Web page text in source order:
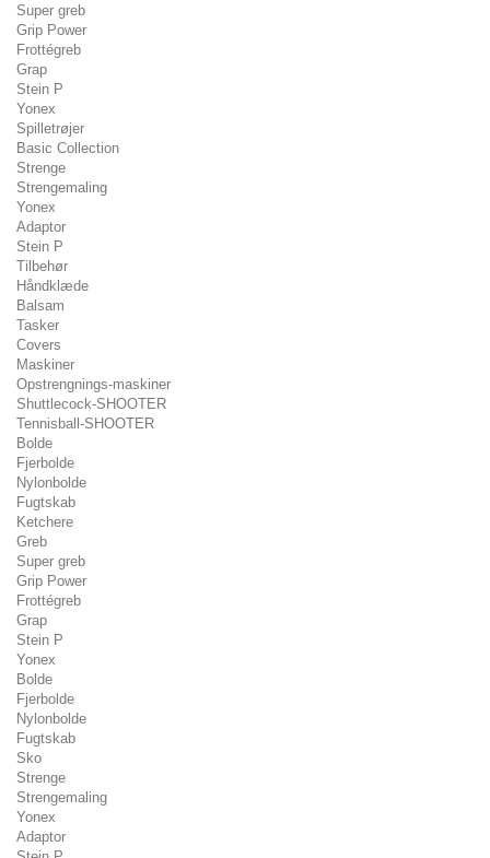
Super greb
Grip Power
Frottégreb
Grap
Stein P
Yonex
Spilletrøjer
Basic Collection
Strenge
Strengemaling
Yonex
Adaptor
Stein P
Tilbehør
Håndklæde
Balsam
Tasker
Covers
Maskiner
Opstrengnings-maskiner
Shuttlecock-SHOOTER
Tennisball-SHOOTER
Bolde
Fjerbolde
Nylonbolde
Fugtskab
Ketchere
Greb
Super greb
Grip Power
Frottégreb
Grap
Stein P
Yonex
Bolde
Fjerbolde
Nylonbolde
Fugtskab
Sko
Strenge
Strengemaling
Yonex
Adaptor